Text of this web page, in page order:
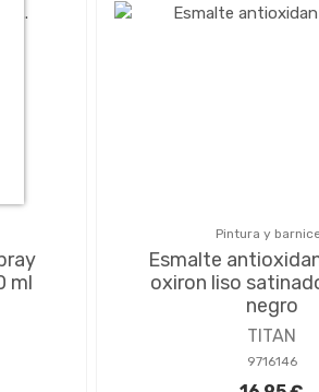
ml
Pintura y
Esmalte
oxiron liso
negro
TITAN
9716146